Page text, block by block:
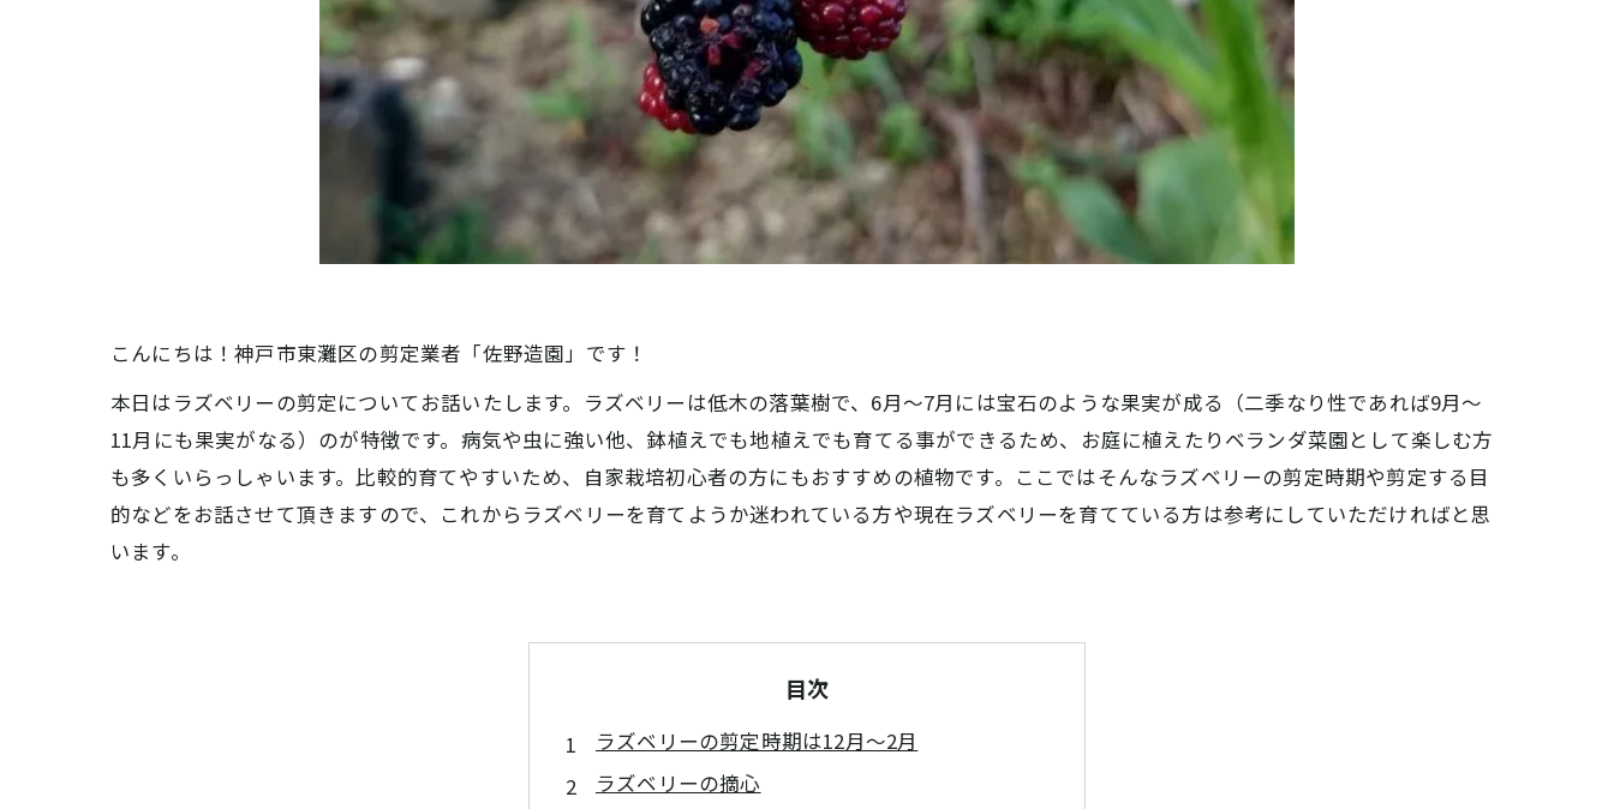
こんにちは！神戸市東灘区の剪定業者「佐野造園」です！
本日はラズベリーの剪定についてお話いたします。ラズベリーは低木の落葉樹で、6月～7月には宝石のような果実が成る（二季なり性であれば9月～
11月にも果実がなる）のが特徴です。病気や虫に強い他、鉢植えでも地植えでも育てる事ができるため、お庭に植えたりベランダ菜園として楽しむ方
も多くいらっしゃいます。比較的育てやすいため、自家栽培初心者の方にもおすすめの植物です。ここではそんなラズベリーの剪定時期や剪定する目
的などをお話させて頂きますので、これからラズベリーを育てようか迷われている方や現在ラズベリーを育てている方は参考にしていただければと思
います。
目次
ラズベリーの剪定時期は12月～2月
ラズベリーの摘心